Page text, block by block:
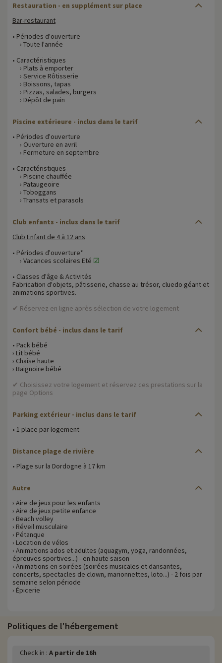
Restauration - en supplément sur place
Bar-restaurant
• Périodes d'ouverture
› Toute l'année
• Caractéristiques
› Plats à emporter
› Service Rôtisserie
› Boissons, tapas
› Pizzas, salades, burgers
› Dépôt de pain
Piscine extérieure - inclus dans le tarif
• Périodes d'ouverture
› Ouverture en avril
› Fermeture en septembre
• Caractéristiques
› Piscine chauffée
› Pataugeoire
› Toboggans
› Transats et parasols
Club enfants - inclus dans le tarif
Club Enfant de 4 à 12 ans
• Périodes d'ouverture*
› Vacances scolaires Eté ☑
• Classes d'âge & Activités
Fabrication d'objets, pâtisserie, chasse au trésor, cluedo géant et
animations sportives.
✔ Réservez en ligne après sélection de votre logement
Confort bébé - inclus dans le tarif
• Pack bébé
› Lit bébé
› Chaise haute
› Baignoire bébé
✔ Choisissez votre logement et réservez ces prestations sur la
page Options
Parking extérieur - inclus dans le tarif
• 1 place par logement
Distance plage de rivière
• Plage sur la Dordogne à 17 km
Autre
› Aire de jeux pour les enfants
› Aire de jeux petite enfance
› Beach volley
› Réveil musculaire
› Pétanque
› Location de vélos
› Animations ados et adultes (aquagym, yoga, randonnées,
épreuves sportives...) - en haute saison
› Animations en soirées (soirées musicales et dansantes,
concerts, spectacles de clown, marionnettes, loto...) - 2 fois par
semaine selon période
› Épicerie
Politiques de l'hébergement
Check in : A partir de 16h